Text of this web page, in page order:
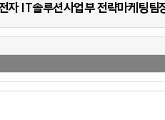
자 IT솔루션사업부 전략마케팅팀